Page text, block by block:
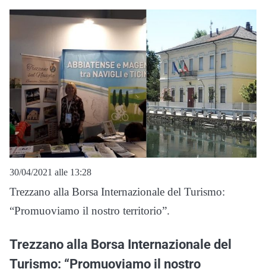
30/04/2021 alle 13:28
Trezzano alla Borsa Internazionale del Turismo:
“Promuoviamo il nostro territorio”.
Trezzano alla Borsa Internazionale del
Turismo: “Promuoviamo il nostro